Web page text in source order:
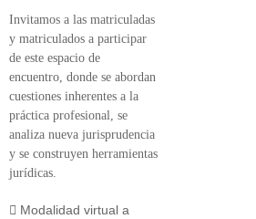
Invitamos a las matriculadas
y matriculados a participar
de este espacio de
encuentro, donde se abordan
cuestiones inherentes a la
práctica profesional, se
analiza nueva jurisprudencia
y se construyen herramientas
jurídicas.
Modalidad virtual a